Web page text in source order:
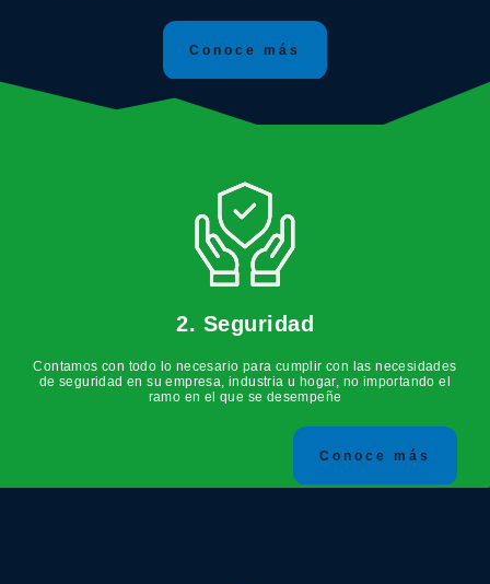
Conoce más
2. Seguridad
Contamos con todo lo necesario para cumplir con las necesidades
de seguridad en su empresa, industria u hogar, no importando el
ramo en el que se desempeñe
Conoce más